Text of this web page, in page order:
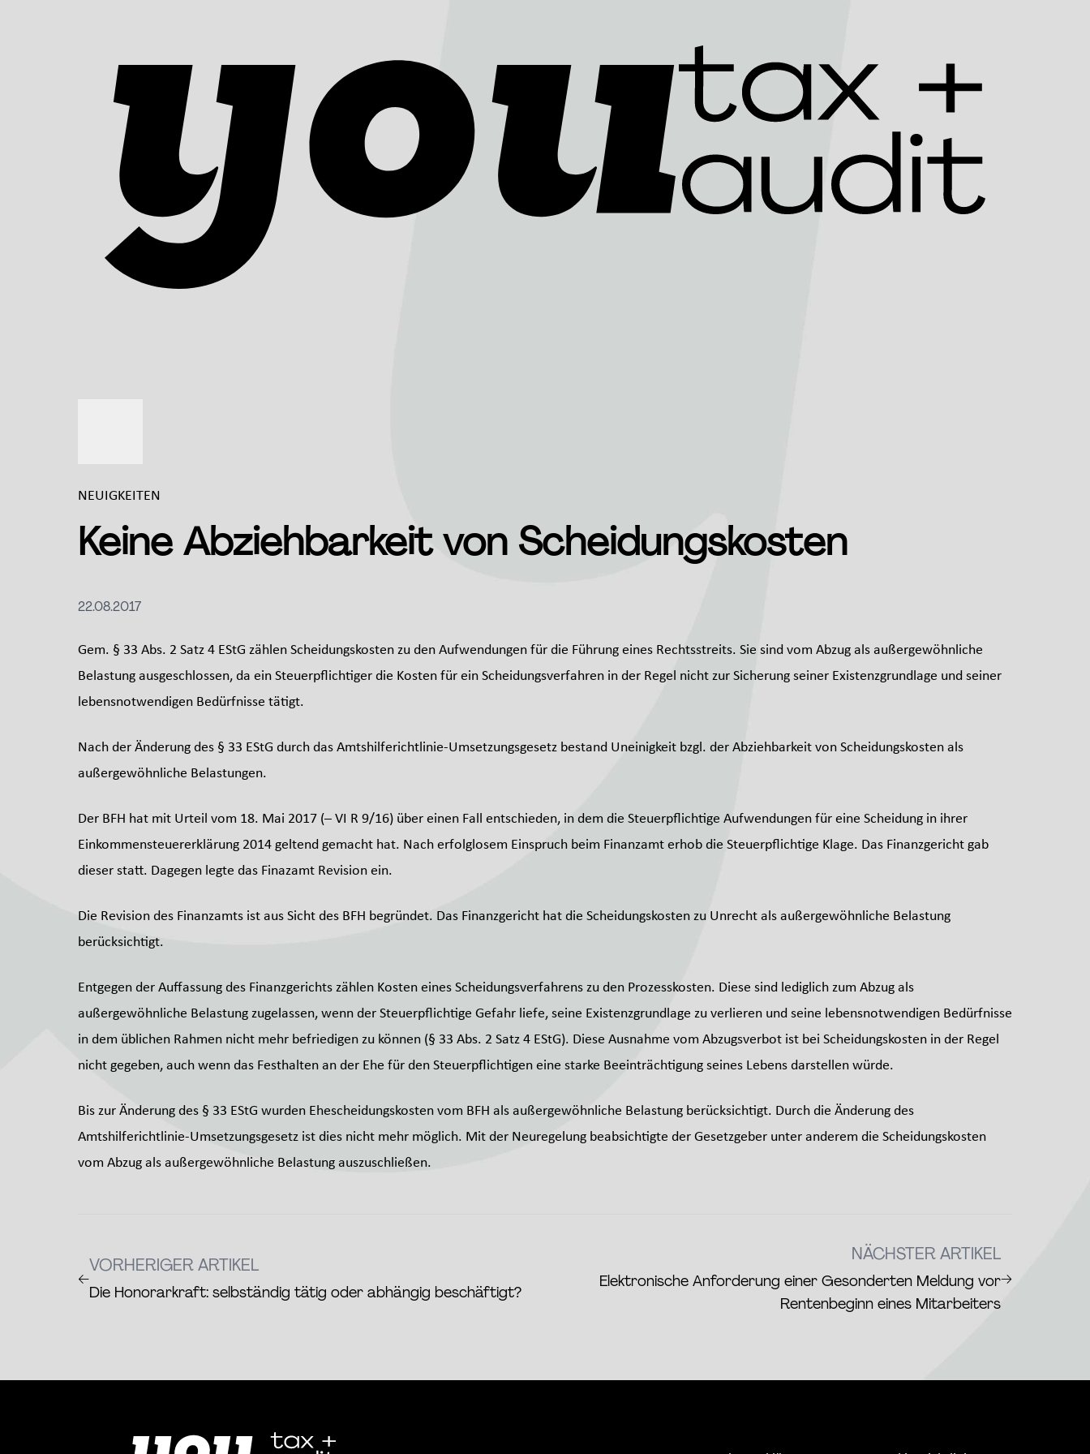
NEUIGKEITEN
Keine Abziehbarkeit von Scheidungskosten
22.08.2017
Gem. § 33 Abs. 2 Satz 4 EStG zählen Scheidungskosten zu den Aufwendungen für die Führung eines Rechtsstreits. Sie sind vom Abzug als außergewöhnliche
Belastung ausgeschlossen, da ein Steuerpflichtiger die Kosten für ein Scheidungsverfahren in der Regel nicht zur Sicherung seiner Existenzgrundlage und seiner
lebensnotwendigen Bedürfnisse tätigt.
Nach der Änderung des § 33 EStG durch das Amtshilferichtlinie-Umsetzungsgesetz bestand Uneinigkeit bzgl. der Abziehbarkeit von Scheidungskosten als
außergewöhnliche Belastungen.
Der BFH hat mit Urteil vom 18. Mai 2017 (– VI R 9/16) über einen Fall entschieden, in dem die Steuerpflichtige Aufwendungen für eine Scheidung in ihrer
Einkommensteuererklärung 2014 geltend gemacht hat. Nach erfolglosem Einspruch beim Finanzamt erhob die Steuerpflichtige Klage. Das Finanzgericht gab
dieser statt. Dagegen legte das Finazamt Revision ein.
Die Revision des Finanzamts ist aus Sicht des BFH begründet. Das Finanzgericht hat die Scheidungskosten zu Unrecht als außergewöhnliche Belastung
berücksichtigt.
Entgegen der Auffassung des Finanzgerichts zählen Kosten eines Scheidungsverfahrens zu den Prozesskosten. Diese sind lediglich zum Abzug als
außergewöhnliche Belastung zugelassen, wenn der Steuerpflichtige Gefahr liefe, seine Existenzgrundlage zu verlieren und seine lebensnotwendigen Bedürfnisse
in dem üblichen Rahmen nicht mehr befriedigen zu können (§ 33 Abs. 2 Satz 4 EStG). Diese Ausnahme vom Abzugsverbot ist bei Scheidungskosten in der Regel
nicht gegeben, auch wenn das Festhalten an der Ehe für den Steuerpflichtigen eine starke Beeinträchtigung seines Lebens darstellen würde.
Bis zur Änderung des § 33 EStG wurden Ehescheidungskosten vom BFH als außergewöhnliche Belastung berücksichtigt. Durch die Änderung des
Amtshilferichtlinie-Umsetzungsgesetz ist dies nicht mehr möglich. Mit der Neuregelung beabsichtigte der Gesetzgeber unter anderem die Scheidungskosten
vom Abzug als außergewöhnliche Belastung auszuschließen.
←VORHERIGER ARTIKEL
Die Honorarkraft: selbständig tätig oder abhängig beschäftigt?
NÄCHSTER ARTIKEL
Elektronische Anforderung einer Gesonderten Meldung vor
Rentenbeginn eines Mitarbeiters
→